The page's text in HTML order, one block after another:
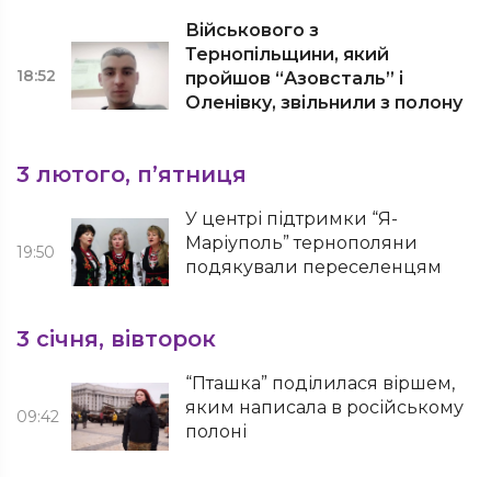
18:52
Військового з
Тернопільщини, який
пройшов “Азовсталь” і
Оленівку, звільнили з полону
3 лютого, п’ятниця
19:50
У центрі підтримки “Я-
Маріуполь” тернополяни
подякували переселенцям
3 січня, вівторок
09:42
“Пташка” поділилася віршем,
яким написала в російському
полоні